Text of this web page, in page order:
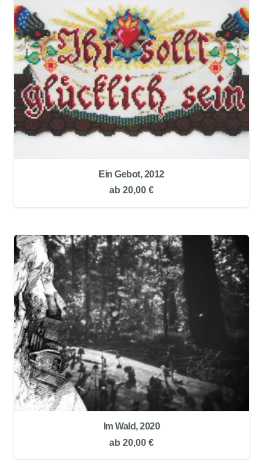
Ein Gebot, 2012
ab 20,00 €
Im Wald, 2020
ab 20,00 €